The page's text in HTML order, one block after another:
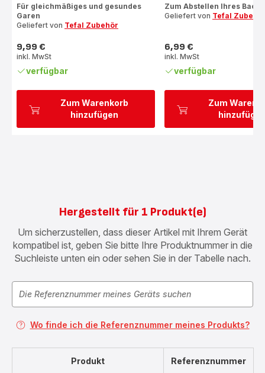
Zum Warenkorb
hinzufügen
mit
5
Sternen
Für gleichmäßiges und gesundes
Garen
Geliefert von Tefal Zubehör
Preis
9,99 €
inkl. MwSt
verfügbar
Zum
mit
5
Zum Abstellen Ihres
Geliefert von Tefal
Preis
6,99 €
inkl. MwSt
verfügbar
Hergestellt für 1 Produkt(e)
Um sicherzustellen, dass dieser Artikel mit Ihrem Gerät
kompatibel ist, geben Sie bitte Ihre Produktnummer in die
Suchleiste unten ein oder sehen Sie in der Tabelle nach.
Wo finde ich die Referenznummer meines Produkts?
Produkt Referenznummer